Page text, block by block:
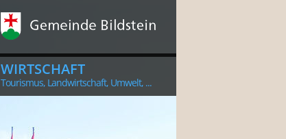
WIRTSCHAFT
Tourismus, Landwirtschaft, Umwelt, ...